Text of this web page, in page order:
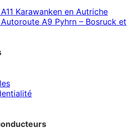
Karawanken en Autriche
A9 Pyhrn – Bosruck et